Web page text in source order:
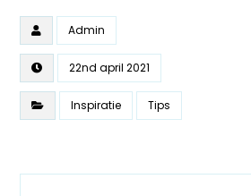
Admin
22nd april 2021
Inspiratie Tips